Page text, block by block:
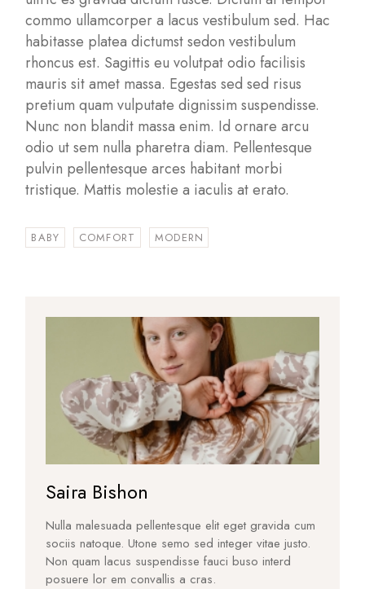
commo ullamcorper a lacus vestibulum sed. Hac
habitasse platea dictumst sedon vestibulum
rhoncus est. Sagittis eu volutpat odio facilisis
mauris sit amet massa. Egestas sed sed risus
pretium quam vulputate dignissim suspendisse.
Nunc non blandit massa enim. Id ornare arcu
odio ut sem nulla pharetra diam. Pellentesque
pulvin pellentesque arces habitant morbi
tristique. Mattis molestie a iaculis at erato.
BABY COMFORT MODERN
Saira Bishon
Nulla malesuada pellentesque elit eget gravida cum
sociis natoque. Utone semo sed integer vitae justo.
Non quam lacus suspendisse fauci buso interd
posuere lor em convallis a cras.